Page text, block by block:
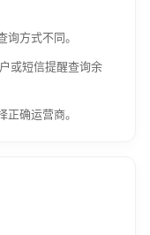
方式不同。
或短信提醒查询余
确运营商。